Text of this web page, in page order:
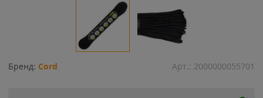
Бренд: Cord Арт.: 2000000055701